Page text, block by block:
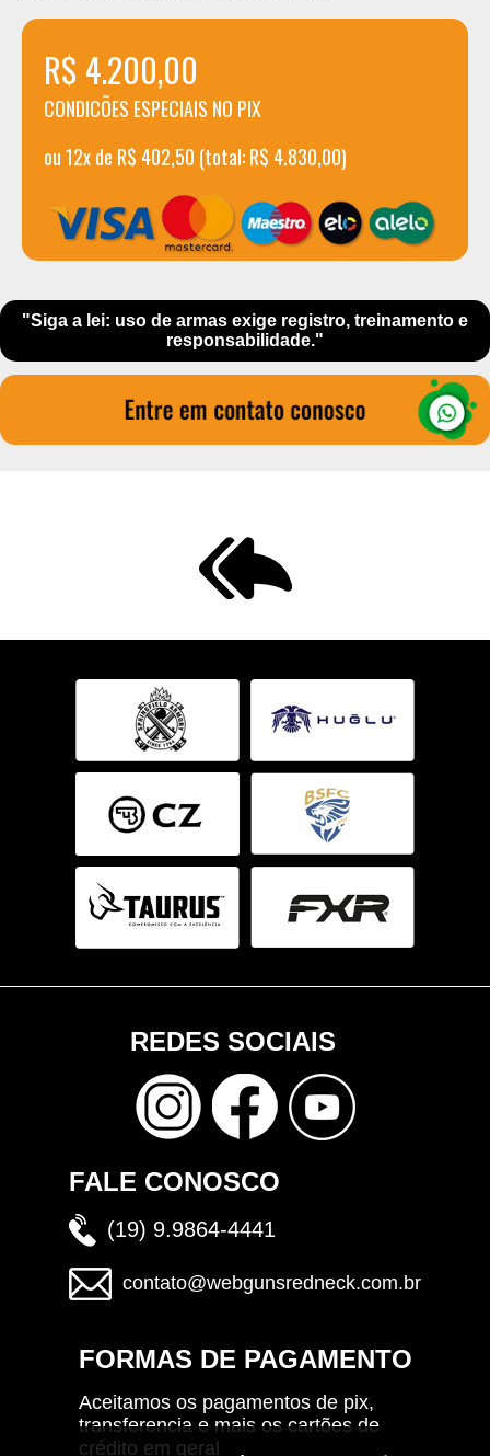
R$ 4.200,00
CONDICÕES ESPECIAIS NO PIX
ou 12x de R$ 402,50 (total: R$ 4.830,00)
"Siga a lei: uso de armas exige registro, treinamento e
responsabilidade."
REDES SOCIAIS
FALE CONOSCO
(19) 9.9864-4441
contato@webgunsredneck.com.br
FORMAS DE PAGAMENTO
Aceitamos os pagamentos de pix,
transferencia e mais os cartões de
crédito em geral